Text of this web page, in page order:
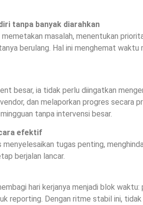
tanpa banyak diarahkan
masalah, menentukan
berulang. Hal ini menghemat waktu
besar, ia tidak perlu diingatkan
dan melaporkan progres secara
tanpa intervensi besar.
efektif
menyelesaikan tugas penting,
berjalan lancar.
hari kerjanya menjadi blok waktu:
reporting. Dengan ritme stabil ini,